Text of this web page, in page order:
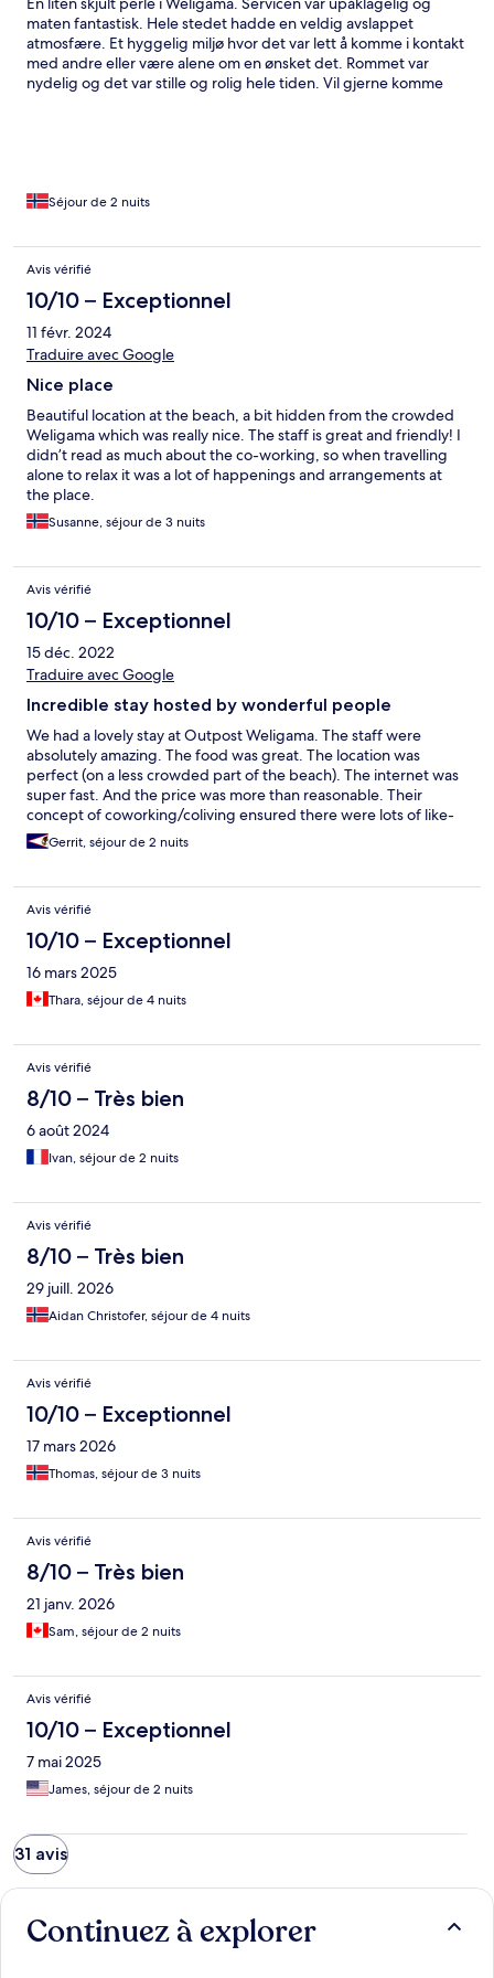
maten fantastisk. Hele stedet hadde en veldig avslappet
atmosfære. Et hyggelig miljø hvor det var lett å komme i kontakt
med andre eller være alene om en ønsket det. Rommet var
nydelig og det var stille og rolig hele tiden. Vil gjerne komme
Séjour de 2 nuits
Avis vérifié
10/10 – Exceptionnel
11 févr. 2024
Traduire avec Google
Nice place
Beautiful location at the beach, a bit hidden from the crowded
Weligama which was really nice. The staff is great and friendly! I
didn’t read as much about the co-working, so when travelling
alone to relax it was a lot of happenings and arrangements at
the place.
Susanne, séjour de 3 nuits
Avis vérifié
10/10 – Exceptionnel
15 déc. 2022
Traduire avec Google
Incredible stay hosted by wonderful people
We had a lovely stay at Outpost Weligama. The staff were
absolutely amazing. The food was great. The location was
perfect (on a less crowded part of the beach). The internet was
super fast. And the price was more than reasonable. Their
concept of coworking/coliving ensured there were lots of like-
minded people in the building at all times. And the Outpost
team really went out of their way to make sure everyone felt
Gerrit, séjour de 2 nuits
Avis vérifié
10/10 – Exceptionnel
16 mars 2025
Thara, séjour de 4 nuits
Avis vérifié
8/10 – Très bien
6 août 2024
Ivan, séjour de 2 nuits
Avis vérifié
8/10 – Très bien
29 juill. 2026
Aidan Christofer, séjour de 4 nuits
Avis vérifié
10/10 – Exceptionnel
17 mars 2026
Thomas, séjour de 3 nuits
Avis vérifié
8/10 – Très bien
21 janv. 2026
Sam, séjour de 2 nuits
Avis vérifié
10/10 – Exceptionnel
7 mai 2025
James, séjour de 2 nuits
31 avis
Continuez à explorer